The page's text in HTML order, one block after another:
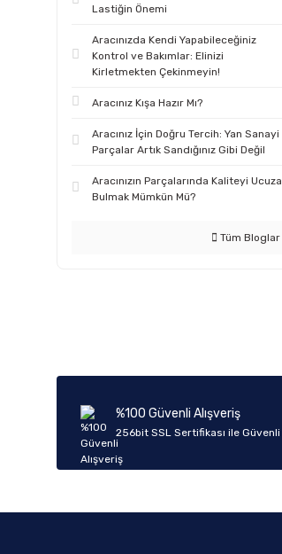
Lastiğin Önemi
Aracınızda Kendi Yapabileceğiniz
Kontrol ve Bakımlar: Elinizi
Kirletmekten Çekinmeyin!
Aracınız Kışa Hazır Mı?
Aracınız İçin Doğru Tercih: Yan Sanayi
Parçalar Artık Sandığınız Gibi Değil
Aracınızın Parçalarında Kaliteyi Ucuza
Bulmak Mümkün Mü?
Tüm Bloglar
%100 Güvenli Alışveriş
256bit SSL Sertifikası ile Güvenli